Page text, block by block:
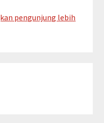
pengunjung lebih